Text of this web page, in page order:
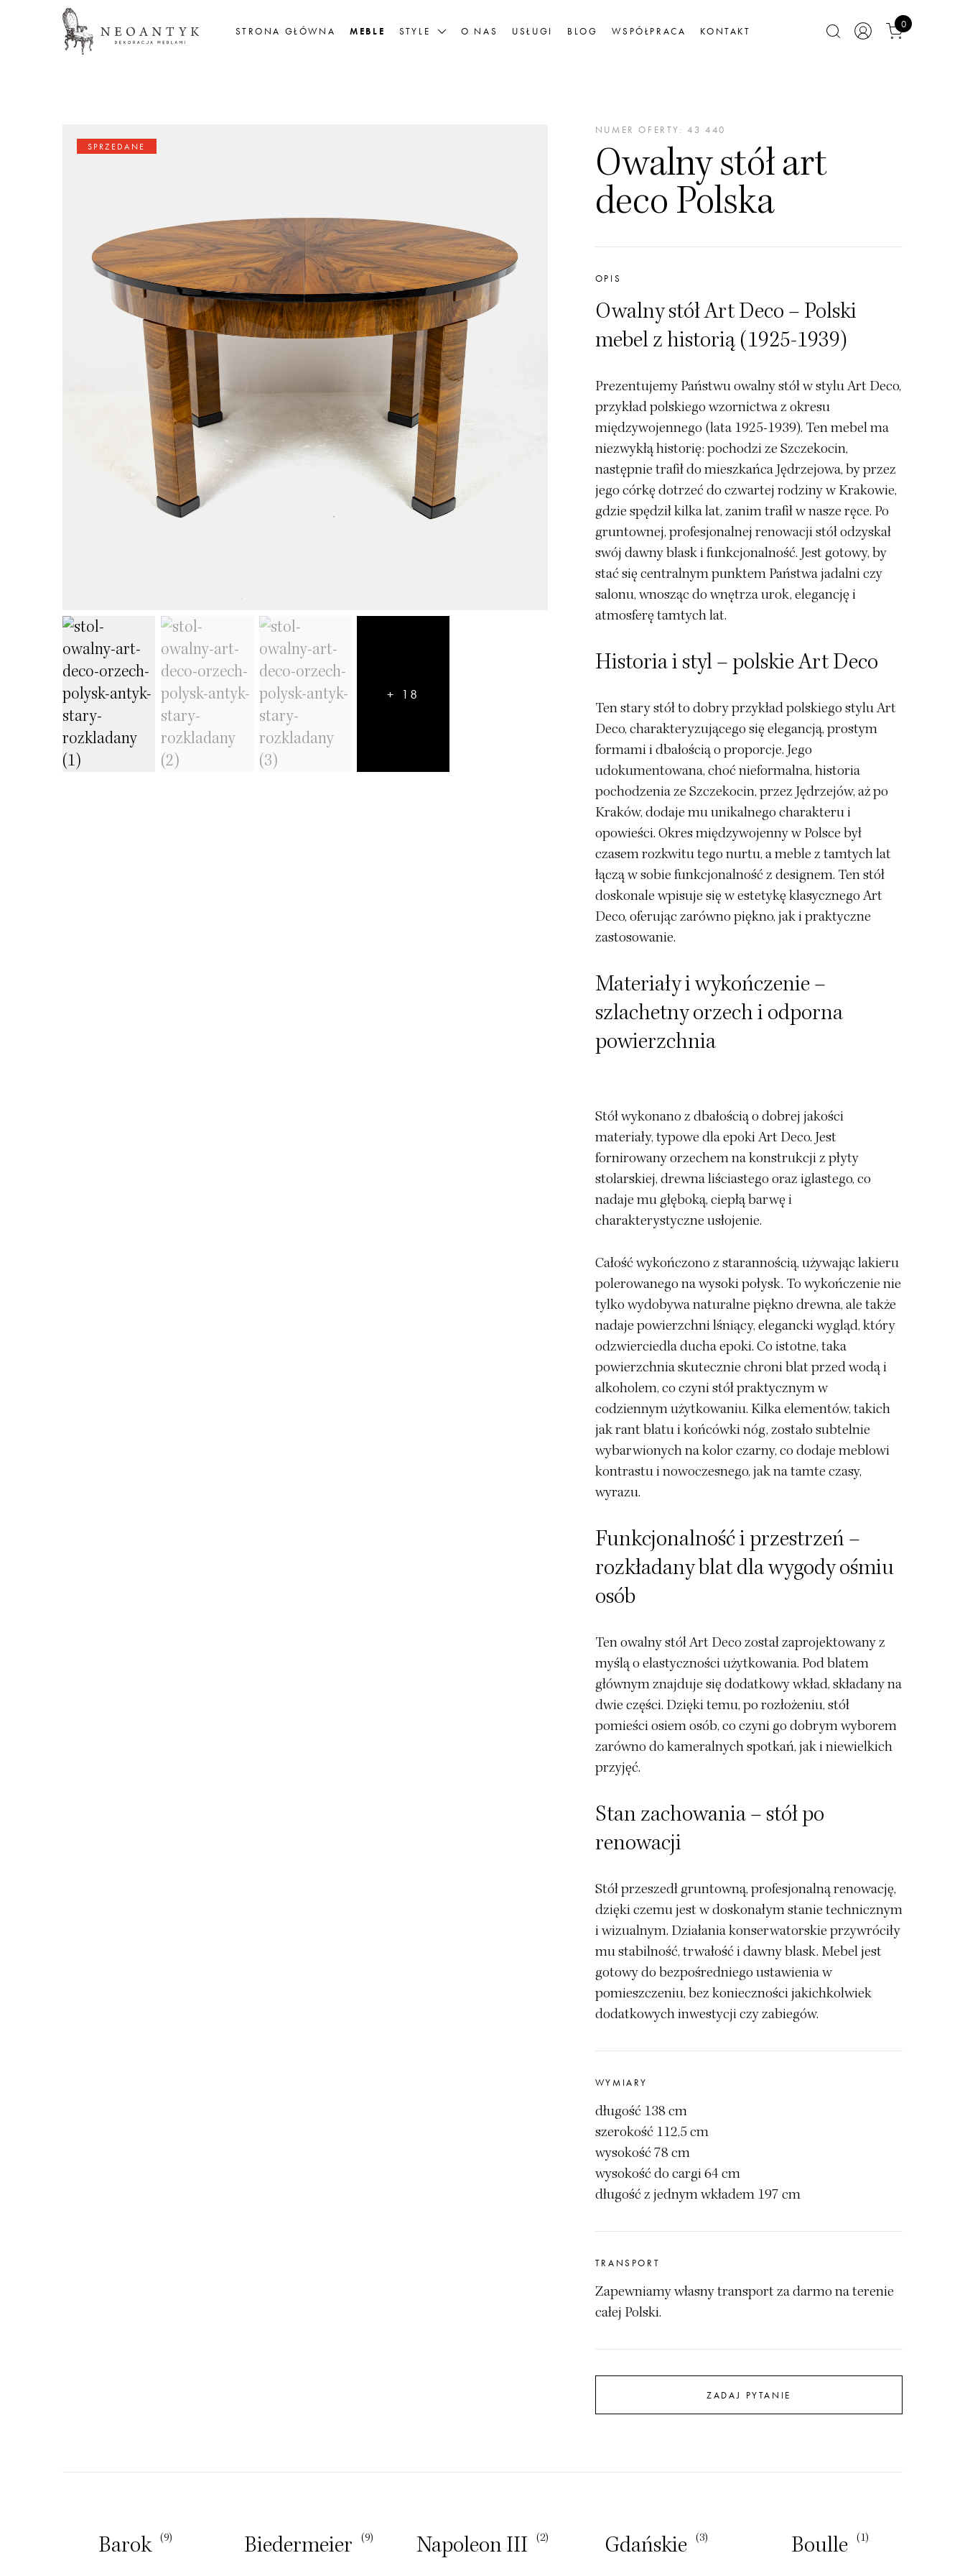
STRONA GŁÓWNA MEBLE STYLE O NAS USŁUGI BLOG WSPÓŁPRACA KONTAKT
0
SPRZEDANE
+ 18
NUMER OFERTY: 43 440
Owalny stół art
deco Polska
OPIS
Owalny stół Art Deco – Polski
mebel z historią (1925-1939)
Prezentujemy Państwu owalny stół w stylu Art Deco,
przykład polskiego wzornictwa z okresu
międzywojennego (lata 1925-1939). Ten mebel ma
niezwykłą historię: pochodzi ze Szczekocin,
następnie trafił do mieszkańca Jędrzejowa, by przez
jego córkę dotrzeć do czwartej rodziny w Krakowie,
gdzie spędził kilka lat, zanim trafił w nasze ręce. Po
gruntownej, profesjonalnej renowacji stół odzyskał
swój dawny blask i funkcjonalność. Jest gotowy, by
stać się centralnym punktem Państwa jadalni czy
salonu, wnosząc do wnętrza urok, elegancję i
atmosferę tamtych lat.
Historia i styl – polskie Art Deco
Ten stary stół to dobry przykład polskiego stylu Art
Deco, charakteryzującego się elegancją, prostym
formami i dbałością o proporcje. Jego
udokumentowana, choć nieformalna, historia
pochodzenia ze Szczekocin, przez Jędrzejów, aż po
Kraków, dodaje mu unikalnego charakteru i
opowieści. Okres międzywojenny w Polsce był
czasem rozkwitu tego nurtu, a meble z tamtych lat
łączą w sobie funkcjonalność z designem. Ten stół
doskonale wpisuje się w estetykę klasycznego Art
Deco, oferując zarówno piękno, jak i praktyczne
zastosowanie.
Materiały i wykończenie –
szlachetny orzech i odporna
powierzchnia
Stół wykonano z dbałością o dobrej jakości
materiały, typowe dla epoki Art Deco. Jest
fornirowany orzechem na konstrukcji z płyty
stolarskiej, drewna liściastego oraz iglastego, co
nadaje mu głęboką, ciepłą barwę i
charakterystyczne usłojenie.
Całość wykończono z starannością, używając lakieru
polerowanego na wysoki połysk. To wykończenie nie
tylko wydobywa naturalne piękno drewna, ale także
nadaje powierzchni lśniący, elegancki wygląd, który
odzwierciedla ducha epoki. Co istotne, taka
powierzchnia skutecznie chroni blat przed wodą i
alkoholem, co czyni stół praktycznym w
codziennym użytkowaniu. Kilka elementów, takich
jak rant blatu i końcówki nóg, zostało subtelnie
wybarwionych na kolor czarny, co dodaje meblowi
kontrastu i nowoczesnego, jak na tamte czasy,
wyrazu.
Funkcjonalność i przestrzeń –
rozkładany blat dla wygody ośmiu
osób
Ten owalny stół Art Deco został zaprojektowany z
myślą o elastyczności użytkowania. Pod blatem
głównym znajduje się dodatkowy wkład, składany na
dwie części. Dzięki temu, po rozłożeniu, stół
pomieści osiem osób, co czyni go dobrym wyborem
zarówno do kameralnych spotkań, jak i niewielkich
przyjęć.
Stan zachowania – stół po
renowacji
Stół przeszedł gruntowną, profesjonalną renowację,
dzięki czemu jest w doskonałym stanie technicznym
i wizualnym. Działania konserwatorskie przywróciły
mu stabilność, trwałość i dawny blask. Mebel jest
gotowy do bezpośredniego ustawienia w
pomieszczeniu, bez konieczności jakichkolwiek
dodatkowych inwestycji czy zabiegów.
WYMIARY
długość 138 cm
szerokość 112,5 cm
wysokość 78 cm
wysokość do cargi 64 cm
długość z jednym wkładem 197 cm
TRANSPORT
Zapewniamy własny transport za darmo na terenie
całej Polski.
ZADAJ PYTANIE
Barok (9) Biedermeier (9) Napoleon III (2) Gdańskie (3) Boulle (1)